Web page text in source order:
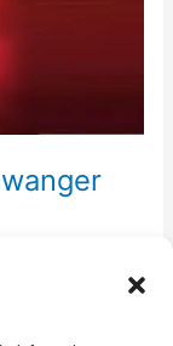
für die
auch